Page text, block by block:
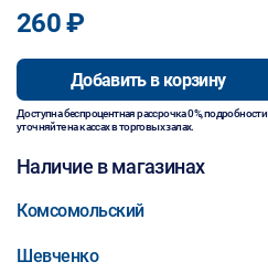
260 ₽
Добавить в корзину
Доступна беспроцентная рассрочка 0%, подробности
уточняйте на кассах в торговых залах.
Наличие в магазинах
Комсомольский
Шевченко